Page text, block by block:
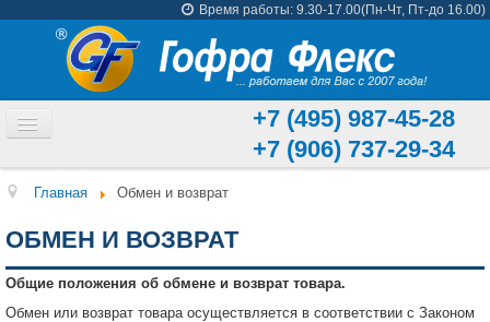
Время работы: 9.30-17.00(Пн-Чт, Пт-до 16.00)
+7 (495) 987-45-28
+7 (906) 737-29-34
Toggle
ГЛАВНАЯ
ГИБКАЯ ПОДВОДКА
Главная Обмен и возврат
ОБМЕН И ВОЗВРАТ
Общие положения об обмене и возврат товара.
Обмен или возврат товара осуществляется в соответствии с Законом